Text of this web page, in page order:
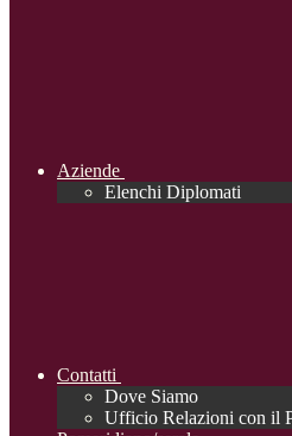
Aziende
Elenchi Diplomati
Contatti
Dove Siamo
Ufficio Relazioni con il